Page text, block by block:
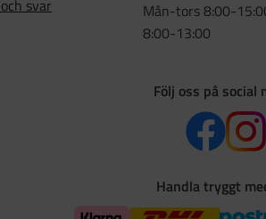
svar
Mån-tors 8:00-
8:00-13:00
Följ oss på social
Handla tryggt